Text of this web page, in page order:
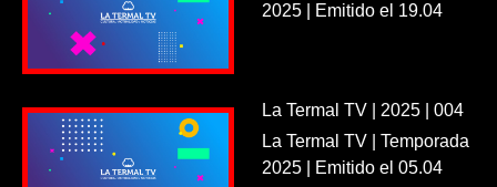
2025 | Emitido el 19.04
La Termal TV | 2025 | 004
La Termal TV | Temporada
2025 | Emitido el 05.04